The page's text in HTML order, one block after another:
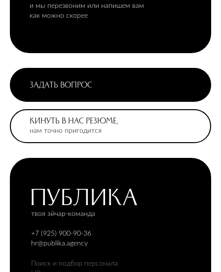
и мы перезвоним или напишем вам
как можно скорее
КИНУТЬ В НАС РЕЗЮМЕ,
нам точно пригодится
ЗАДАТЬ ВОПРОС
ПУБЛИКА
твоя эйчар-команда
+7 (925) 900-90-36
hr@publika.agency
Поиск и подбор персонала